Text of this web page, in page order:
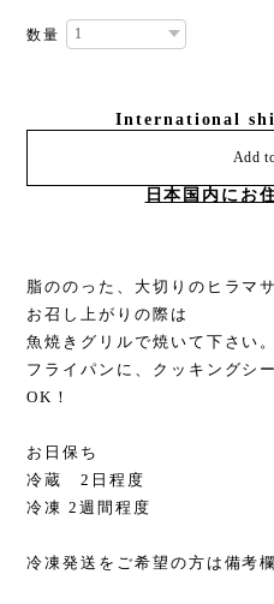
数量
International
Add
日本国内にお
脂ののった、大切りのヒラマ
お召し上がりの際は
魚焼きグリルで焼いて下さい。
フライパンに、クッキングシ
OK！
お日保ち
冷蔵 2日程度
冷凍 2週間程度
冷凍発送をご希望の方は備考